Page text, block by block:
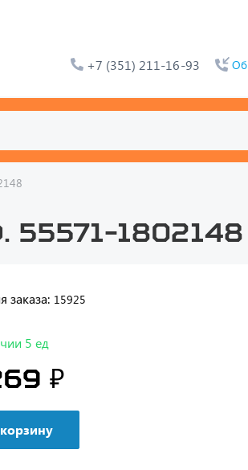
+7 (351) 211-16-93
1802148
заказа: 15925
5 ед
₽